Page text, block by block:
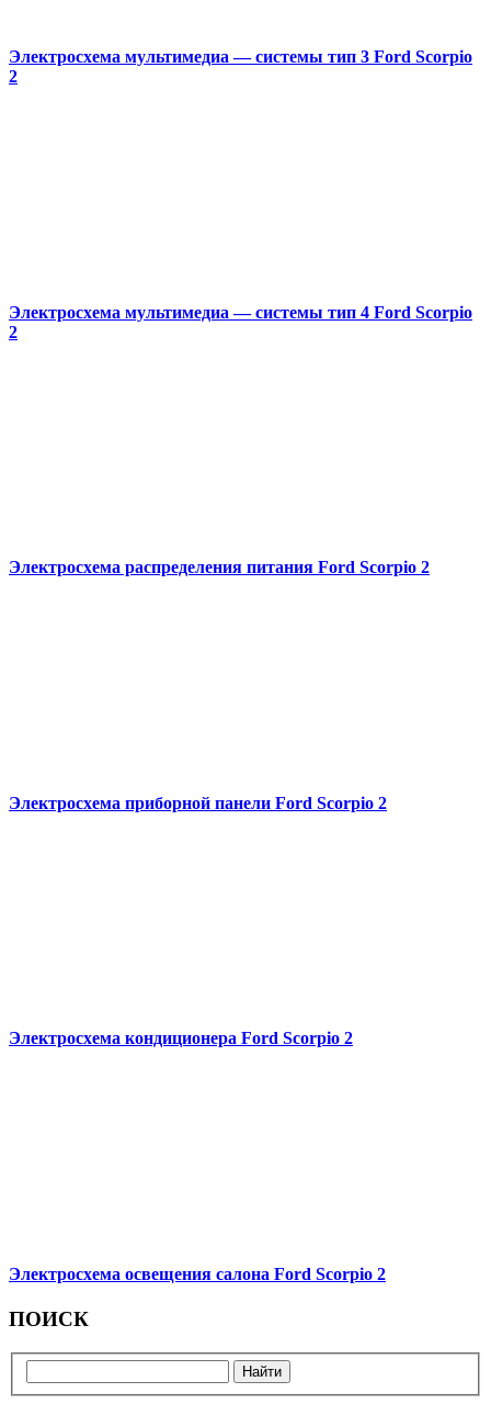
Электросхема мультимедиа — системы тип 3 Ford Scorpio
2
Электросхема мультимедиа — системы тип 4 Ford Scorpio
2
Электросхема распределения питания Ford Scorpio 2
Электросхема приборной панели Ford Scorpio 2
Электросхема кондиционера Ford Scorpio 2
Электросхема освещения салона Ford Scorpio 2
ПОИСК